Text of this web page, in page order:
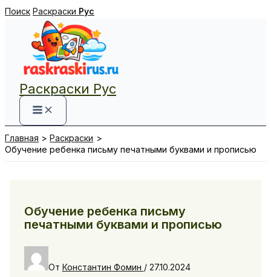
Перейти
содержимому
Поиск Раскраски Рус
Раскраски Рус
Главная
Раскраски
Обучение ребенка письму печатными буквами и прописью
Обучение ребенка письму
печатными буквами и прописью
От Константин Фомин / 27.10.2024